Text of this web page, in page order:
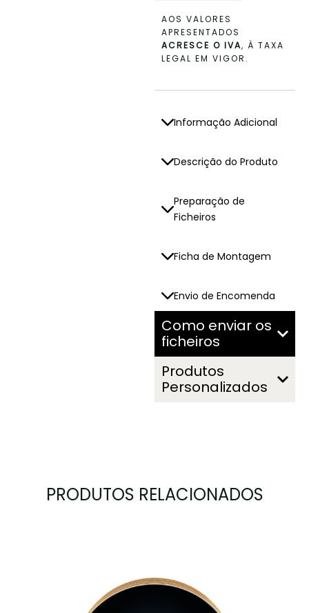
AOS VALORES
APRESENTADOS
ACRESCE O IVA, À TAXA
LEGAL EM VIGOR.
Informação Adicional
Descrição do Produto
Preparação de
Ficheiros
Ficha de Montagem
Envio de Encomenda
Como enviar os
ficheiros
Produtos
Personalizados
PRODUTOS RELACIONADOS